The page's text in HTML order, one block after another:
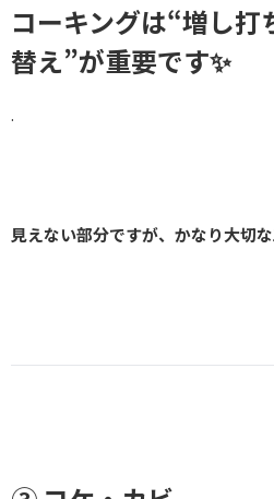
コーキングは“増し打
替え”が重要です✨
.
見えない部分ですが、かなり大切